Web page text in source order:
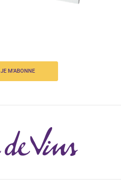
JE M'ABONNE